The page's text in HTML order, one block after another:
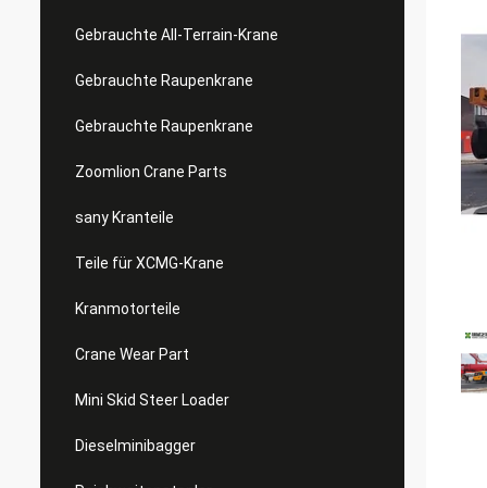
Gebrauchte All-Terrain-Krane
Gebrauchte Raupenkrane
Gebrauchte Raupenkrane
Zoomlion Crane Parts
sany Kranteile
Teile für XCMG-Krane
Kranmotorteile
Crane Wear Part
Mini Skid Steer Loader
Dieselminibagger